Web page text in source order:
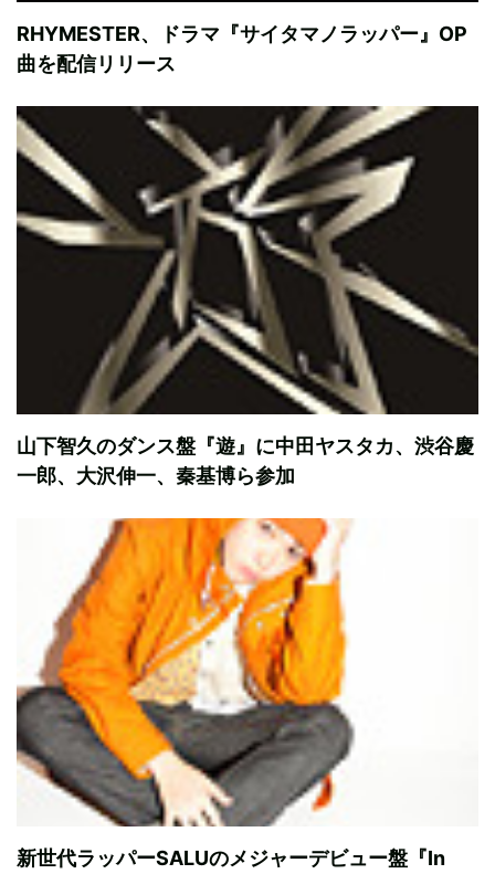
RHYMESTER、ドラマ『サイタマノラッパー』OP
曲を配信リリース
山下智久のダンス盤『遊』に中田ヤスタカ、渋谷慶
一郎、大沢伸一、秦基博ら参加
新世代ラッパーSALUのメジャーデビュー盤『In